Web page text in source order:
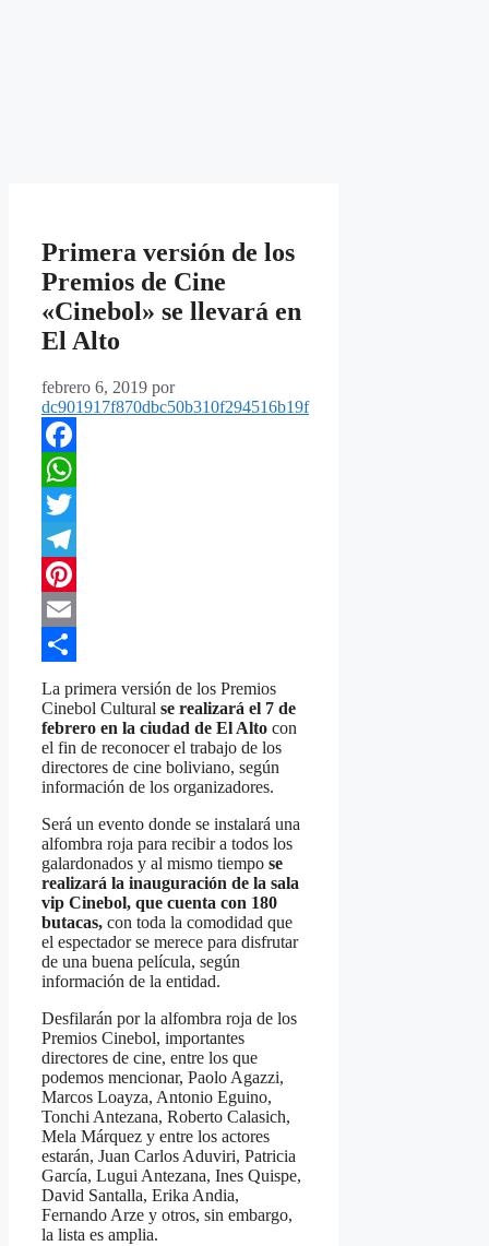
Primera versión de los
Premios de Cine
«Cinebol» se llevará en
El Alto
febrero 6, 2019 por
dc901917f870dbc50b310f294516b19f
Facebook
WhatsApp
Twitter
Telegram
Pinterest
Email
Compartir
La primera versión de los Premios
Cinebol Cultural se realizará el 7 de
febrero en la ciudad de El Alto con
el fin de reconocer el trabajo de los
directores de cine boliviano, según
información de los organizadores.
Será un evento donde se instalará una
alfombra roja para recibir a todos los
galardonados y al mismo tiempo se
realizará la inauguración de la sala
vip Cinebol, que cuenta con 180
butacas, con toda la comodidad que
el espectador se merece para disfrutar
de una buena película, según
información de la entidad.
Desfilarán por la alfombra roja de los
Premios Cinebol, importantes
directores de cine, entre los que
podemos mencionar, Paolo Agazzi,
Marcos Loayza, Antonio Eguino,
Tonchi Antezana, Roberto Calasich,
Mela Márquez y entre los actores
estarán, Juan Carlos Aduviri, Patricia
García, Lugui Antezana, Ines Quispe,
David Santalla, Erika Andia,
Fernando Arze y otros, sin embargo,
la lista es amplia.